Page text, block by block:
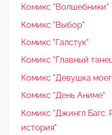
Комикс "Волшебники"
Комикс "Выбор"
Комикс "Галстук"
Комикс "Главный
Комикс "Девушка
Комикс "День Аниме"
Комикс "Джингл Багс.
история"